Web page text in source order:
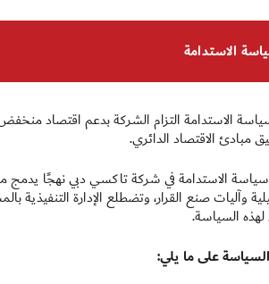
الاستدامة
الاستدامة التزام الشركة بدعم اقتصاد
مبادئ الاقتصاد الدائري.
الاستدامة في شركة تاكسي دبي نهجًا يدمج
وآليات صنع القرار، وتضطلع الإدارة التنفيذية
لهذه السياسة.
على ما يلي: